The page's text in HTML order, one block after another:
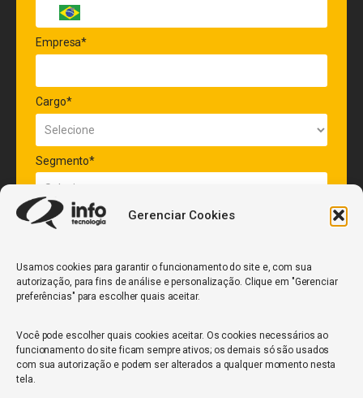
Gerenciar Cookies
Usamos cookies para garantir o funcionamento do site e, com sua
autorização, para fins de análise e personalização. Clique em "Gerenciar
preferências" para escolher quais aceitar.
Você pode escolher quais cookies aceitar. Os cookies necessários ao
funcionamento do site ficam sempre ativos; os demais só são usados
com sua autorização e podem ser alterados a qualquer momento nesta
tela.
Empresa*
Cargo*
Segmento*
Quantidade de veículos da frota*
ENVIAR